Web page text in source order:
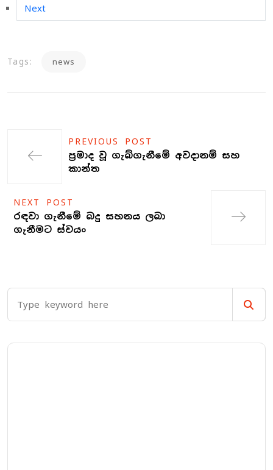
Next article: කොරියානු නාවික හමුදා නෞකාවක්
Next
Tags: news
PREVIOUS POST
ප්‍රමාද වූ ගැබ්ගැනීමේ අවදානම් සහ
කාන්ත
NEXT POST
රඳවා ගැනීමේ බදු සහනය ලබා
ගැනීමට ස්වයං